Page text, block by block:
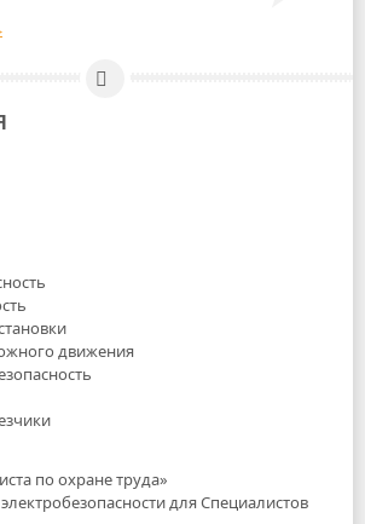
движения
по охране труда»
для Специалистов